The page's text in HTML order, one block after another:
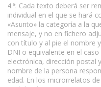
4.ª: Cada texto deberá ser
individual en el que se hará
«Asunto» la categoría a la
mensaje, y no en fichero
con título y al pie el nombre
DNI o equivalente en el
electrónica, dirección postal
nombre de la persona
edad. En los microrrelatos